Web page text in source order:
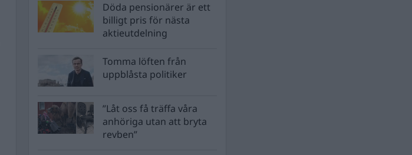
Döda pensionärer är ett
billigt pris för nästa
aktieutdelning
Tomma löften från
uppblåsta politiker
”Låt oss få träffa våra
anhöriga utan att bryta
revben”